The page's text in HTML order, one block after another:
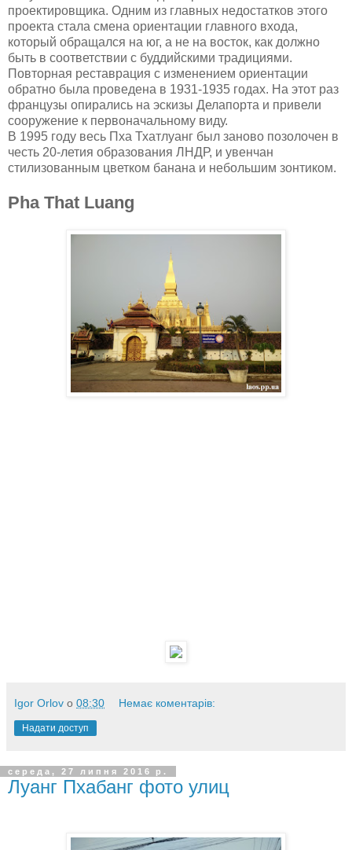
проектировщика. Одним из главных недостатков этого
проекта стала смена ориентации главного входа,
который обращался на юг, а не на восток, как должно
быть в соответствии с буддийскими традициями.
Повторная реставрация с изменением ориентации
обратно была проведена в 1931-1935 годах. На этот раз
французы опирались на эскизы Делапорта и привели
сооружение к первоначальному виду.
В 1995 году весь Пха Тхатлуанг был заново позолочен в
честь 20-летия образования ЛНДР, и увенчан
стилизованным цветком банана и небольшим зонтиком.
Pha That Luang
Igor Orlov о 08:30 Немає коментарів:
Надати доступ
середа, 27 липня 2016 р.
Луанг Пхабанг фото улиц